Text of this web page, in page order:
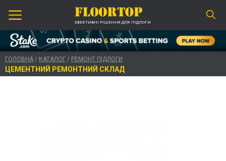
ЕФЕКТИВНІ РІШЕННЯ ДЛЯ ПІДЛОГИ
ГОЛОВНА / КАТАЛОГ / РЕМОНТ ПІДЛОГИ
ЦЕМЕНТНИЙ РЕМОНТНИЙ СКЛАД